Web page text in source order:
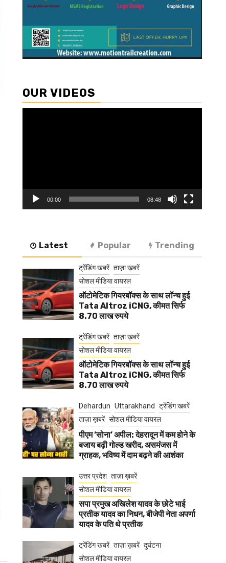
OUR VIDEOS
00:00 08:48
Latest Popular Trending
ट्रेंडिंग खबरें ताज़ा ख़बरें
सोशल मीडिया वायरल
ऑटोमेटिक गियरबॉक्स के साथ लॉन्च हुई
Tata Altroz iCNG, कीमत सिर्फ
8.70 लाख रुपये
ट्रेंडिंग खबरें ताज़ा ख़बरें
सोशल मीडिया वायरल
ऑटोमेटिक गियरबॉक्स के साथ लॉन्च हुई
Tata Altroz iCNG, कीमत सिर्फ
8.70 लाख रुपये
Dehardun Uttarakhand
ट्रेंडिंग खबरें
ताज़ा ख़बरें सोशल मीडिया वायरल
पीएम ‘सोना’ अपील: देहरादून में कम होने के
बजाय बढ़ी गोल्ड खरीद, असमंजस में
ग्राहक, भविष्य में दाम बढ़ने की आशंका
उत्तर प्रदेश ताज़ा ख़बरें
सोशल मीडिया वायरल
सपा प्रमुख अखिलेश यादव के छोटे भाई
प्रतीक यादव का निधन, बीजेपी नेता अपर्णा
यादव के पति थे प्रतीक
ट्रेंडिंग खबरें ताज़ा ख़बरें दुर्घटना
सोशल मीडिया वायरल